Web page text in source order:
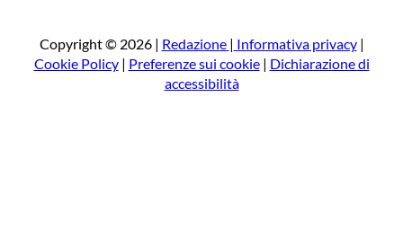
a
Copyright © 2026 | Redazione | Informativa privacy|
Cookie Policy| Preferenze sui cookie| Dichiarazione di
accessibilità